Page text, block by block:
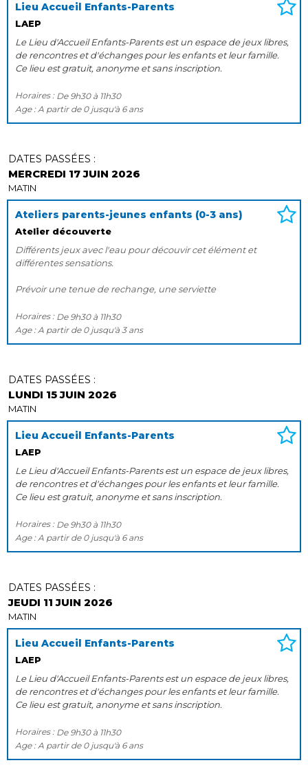
Lieu Accueil Enfants-Parents
LAEP
Le Lieu d'Accueil Enfants-Parents est un espace de jeux libres,
de rencontres et d'échanges pour les enfants et leur famille.
Ce lieu est gratuit, anonyme et sans inscription.
Horaires : De 9h30 à 11h30
Age : A partir de 0 jusqu'à 6 ans
Ateliers parents-jeunes enfants (0-3 ans)
Atelier découverte
DATES PASSÉES :
MERCREDI 17 JUIN 2026
MATIN
Différents jeux avec l'eau pour découvir cet élément et
différentes sensations.
Prévoir une tenue de rechange, une serviette
Horaires : De 9h30 à 11h30
Age : A partir de 0 jusqu'à 3 ans
Lieu Accueil Enfants-Parents
LAEP
DATES PASSÉES :
LUNDI 15 JUIN 2026
MATIN
Le Lieu d'Accueil Enfants-Parents est un espace de jeux libres,
de rencontres et d'échanges pour les enfants et leur famille.
Ce lieu est gratuit, anonyme et sans inscription.
Horaires : De 9h30 à 11h30
Age : A partir de 0 jusqu'à 6 ans
Lieu Accueil Enfants-Parents
LAEP
DATES PASSÉES :
JEUDI 11 JUIN 2026
MATIN
Le Lieu d'Accueil Enfants-Parents est un espace de jeux libres,
de rencontres et d'échanges pour les enfants et leur famille.
Ce lieu est gratuit, anonyme et sans inscription.
Horaires : De 9h30 à 11h30
Age : A partir de 0 jusqu'à 6 ans